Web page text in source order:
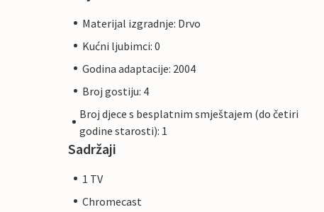
Materijal izgradnje: Drvo
Kućni ljubimci: 0
Godina adaptacije: 2004
Broj gostiju: 4
Broj djece s besplatnim smještajem (do četiri
godine starosti): 1
Sadržaji
1 TV
Chromecast